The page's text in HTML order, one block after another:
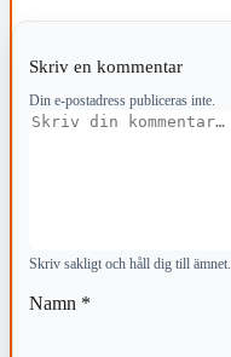
Skriv en kommentar
Din e-postadress publiceras inte.
Kommentar
Skriv sakligt och håll dig till ämnet.
Namn *